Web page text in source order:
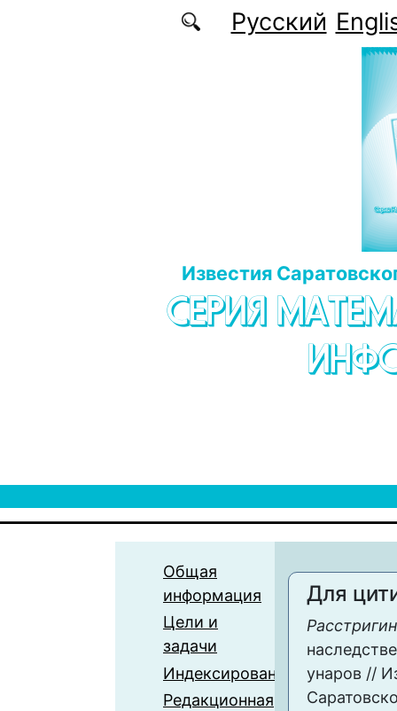
Перейти к основному содержаниюРусский
Известия
СЕРИЯ
Общая
информация
Цели и
задачи
Индексирование
Редакционная
Для
унаров //